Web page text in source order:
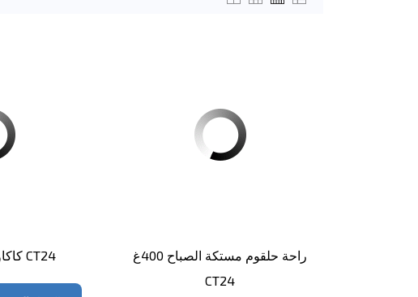
كاكاو الغوطة 100غ CT24
راحة حلقوم مستكة الصباح 400غ
CT24